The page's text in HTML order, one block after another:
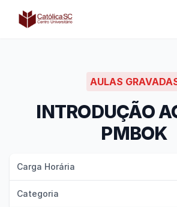
Católica SC | Experts
AULAS
INTRODUÇÃO
PMBOK
Carga Horária
Categoria